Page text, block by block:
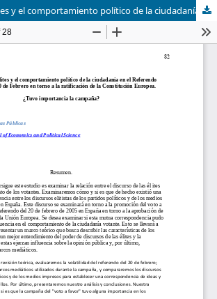
Discursos de élites y el comportamiento político de la ciudadanía en el Referendo Español del 20 de Febrero en torno a la ratificación de la Constitución Europea. ¿Tuvo importancia la campaña?